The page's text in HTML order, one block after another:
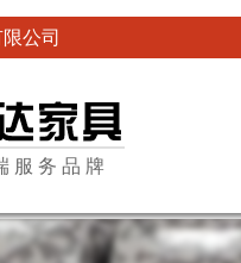
公司
服务品牌